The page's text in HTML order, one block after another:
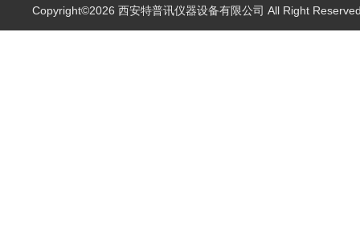
Copyright©2026 西安特普讯仪器设备有限公司 All Right